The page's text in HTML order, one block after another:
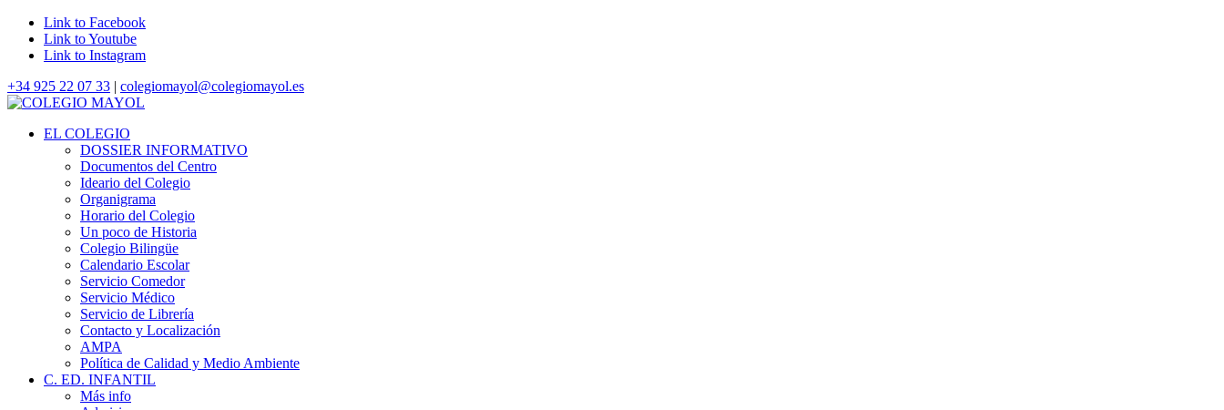
Link to Facebook
Link to Youtube
Link to Instagram
+34 925 22 07 33 | colegiomayol@colegiomayol.es
EL COLEGIO
DOSSIER INFORMATIVO
Documentos del Centro
Ideario del Colegio
Organigrama
Horario del Colegio
Un poco de Historia
Colegio Bilingüe
Calendario Escolar
Servicio Comedor
Servicio Médico
Servicio de Librería
Contacto y Localización
AMPA
Política de Calidad y Medio Ambiente
C. ED. INFANTIL
Más info